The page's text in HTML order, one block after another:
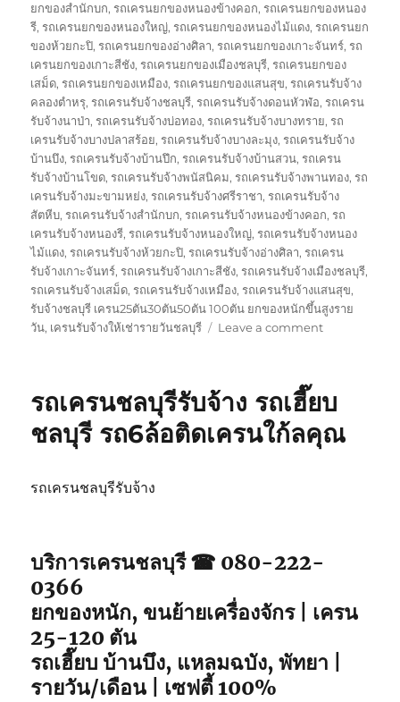
ยกของสำนักบก,รถเครนยกของหนองข้างคอก,รถเครนยกของหนอง
รี,รถเครนยกของหนองใหญ่,รถเครนยกของหนองไม้แดง,รถเครนยก
ของห้วยกะปิ,รถเครนยกของอ่างศิลา,รถเครนยกของเกาะจันทร์,รถ
เครนยกของเกาะสีชัง,รถเครนยกของเมืองชลบุรี,รถเครนยกของ
เสม็ด,รถเครนยกของเหมือง,รถเครนยกของแสนสุข,รถเครนรับจ้าง
คลองตำหรุ,รถเครนรับจ้างชลบุรี,รถเครนรับจ้างดอนหัวฬ่อ,รถเครน
รับจ้างนาป่า,รถเครนรับจ้างบ่อทอง,รถเครนรับจ้างบางทราย,รถ
เครนรับจ้างบางปลาสร้อย,รถเครนรับจ้างบางละมุง,รถเครนรับจ้าง
บ้านบึง,รถเครนรับจ้างบ้านปึก,รถเครนรับจ้างบ้านสวน,รถเครน
รับจ้างบ้านโขด,รถเครนรับจ้างพนัสนิคม,รถเครนรับจ้างพานทอง,รถ
เครนรับจ้างมะขามหย่ง,รถเครนรับจ้างศรีราชา,รถเครนรับจ้าง
สัตหีบ,รถเครนรับจ้างสำนักบก,รถเครนรับจ้างหนองข้างคอก,รถ
เครนรับจ้างหนองรี,รถเครนรับจ้างหนองใหญ่,รถเครนรับจ้างหนอง
ไม้แดง,รถเครนรับจ้างห้วยกะปิ,รถเครนรับจ้างอ่างศิลา,รถเครน
รับจ้างเกาะจันทร์,รถเครนรับจ้างเกาะสีชัง,รถเครนรับจ้างเมืองชลบุรี,
รถเครนรับจ้างเสม็ด,รถเครนรับจ้างเหมือง,รถเครนรับจ้างแสนสุข,
รับจ้างชลบุรี เครน25ตัน30ตัน50ตัน 100ตัน ยกของหนักขึ้นสูงราย
วัน, เครนรับจ้างให้เช่ารายวันชลบุรี Leave a commenton
ชลบุรี
เท
รถเครนชลบุรีรับจ้าง รถเฮี๊ยบ
ชลบุรี รถ6ล้อติดเครนใก้ลคุณ
รถเครนชลบุรีรับจ้าง
บริการเครนชลบุรี ☎ 080-222-
0366
ยกของหนัก, ขนย้ายเครื่องจักร | เครน
25-120 ตัน
รถเฮี๊ยบ บ้านบึง, แหลมฉบัง, พัทยา |
รายวัน/เดือน | เซฟตี้ 100%